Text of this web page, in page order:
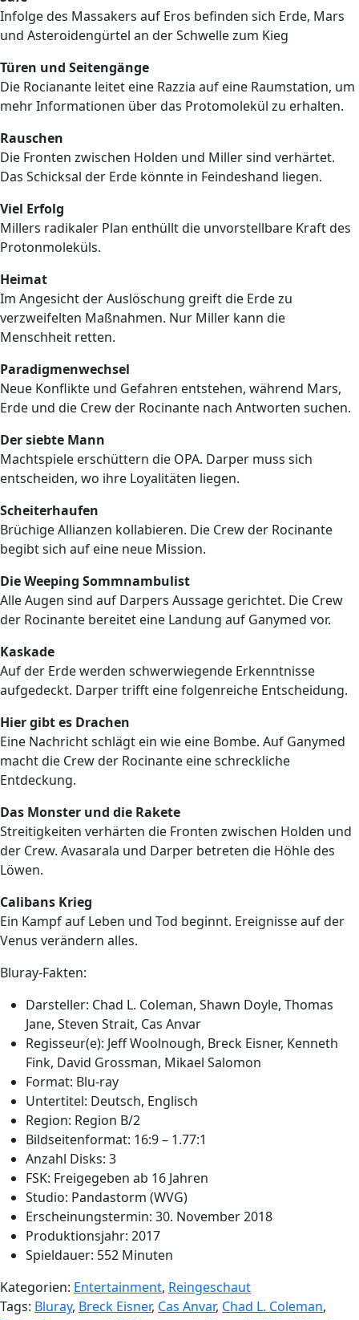
Infolge des Massakers auf Eros befinden sich Erde, Mars
und Asteroidengürtel an der Schwelle zum Kieg
Türen und Seitengänge
Die Rocianante leitet eine Razzia auf eine Raumstation, um
mehr Informationen über das Protomolekül zu erhalten.
Rauschen
Die Fronten zwischen Holden und Miller sind verhärtet.
Das Schicksal der Erde könnte in Feindeshand liegen.
Viel Erfolg
Millers radikaler Plan enthüllt die unvorstellbare Kraft des
Protonmoleküls.
Heimat
Im Angesicht der Auslöschung greift die Erde zu
verzweifelten Maßnahmen. Nur Miller kann die
Menschheit retten.
Paradigmenwechsel
Neue Konflikte und Gefahren entstehen, während Mars,
Erde und die Crew der Rocinante nach Antworten suchen.
Der siebte Mann
Machtspiele erschüttern die OPA. Darper muss sich
entscheiden, wo ihre Loyalitäten liegen.
Scheiterhaufen
Brüchige Allianzen kollabieren. Die Crew der Rocinante
begibt sich auf eine neue Mission.
Die Weeping Sommnambulist
Alle Augen sind auf Darpers Aussage gerichtet. Die Crew
der Rocinante bereitet eine Landung auf Ganymed vor.
Kaskade
Auf der Erde werden schwerwiegende Erkenntnisse
aufgedeckt. Darper trifft eine folgenreiche Entscheidung.
Hier gibt es Drachen
Eine Nachricht schlägt ein wie eine Bombe. Auf Ganymed
macht die Crew der Rocinante eine schreckliche
Entdeckung.
Das Monster und die Rakete
Streitigkeiten verhärten die Fronten zwischen Holden und
der Crew. Avasarala und Darper betreten die Höhle des
Löwen.
Calibans Krieg
Ein Kampf auf Leben und Tod beginnt. Ereignisse auf der
Venus verändern alles.
Bluray-Fakten:
Darsteller: Chad L. Coleman, Shawn Doyle, Thomas
Jane, Steven Strait, Cas Anvar
Regisseur(e): Jeff Woolnough, Breck Eisner, Kenneth
Fink, David Grossman, Mikael Salomon
Format: Blu-ray
Untertitel: Deutsch, Englisch
Region: Region B/2
Bildseitenformat: 16:9 – 1.77:1
Anzahl Disks: 3
FSK: Freigegeben ab 16 Jahren
Studio: Pandastorm (WVG)
Erscheinungstermin: 30. November 2018
Produktionsjahr: 2017
Spieldauer: 552 Minuten
Kategorien: Entertainment, Reingeschaut
Tags: Bluray, Breck Eisner, Cas Anvar, Chad L. Coleman,